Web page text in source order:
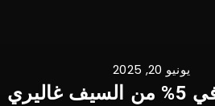
يونيو 20, 2025
خصم إضافي 5% من السيف غاليري